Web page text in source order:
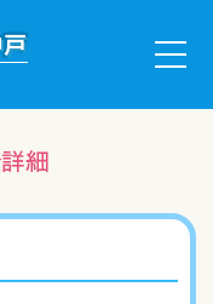
情報
細